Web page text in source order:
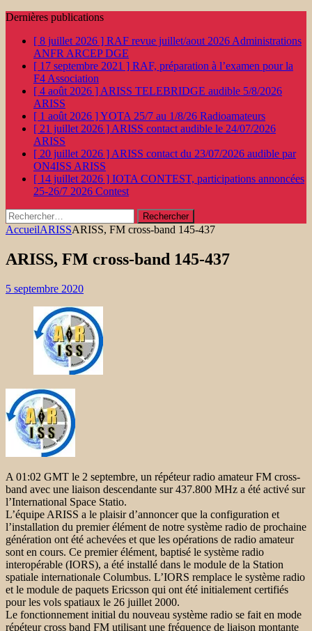
Dernières publications
[ 8 juillet 2026 ] RAF revue juillet/aout 2026 Administrations
ANFR ARCEP DGE
[ 17 septembre 2021 ] RAF, préparation à l’examen pour la
F4 Association
[ 4 août 2026 ] ARISS TELEBRIDGE audible 5/8/2026
ARISS
[ 1 août 2026 ]YOTA 25/7 au 1/8/26 Radioamateurs
[ 21 juillet 2026 ] ARISS contact audible le 24/07/2026
ARISS
[ 20 juillet 2026 ] ARISS contact du 23/07/2026 audible par
ON4ISS ARISS
[ 14 juillet 2026 ] IOTA CONTEST, participations annoncées
25-26/7 2026 Contest
Rechercher :
AccueilARISSARISS, FM cross-band 145-437
ARISS, FM cross-band 145-437
5 septembre 2020
A 01:02 GMT le 2 septembre, un répéteur radio amateur FM cross-
band avec une liaison descendante sur 437.800 MHz a été activé sur
l’International Space Statio.
L’équipe ARISS a le plaisir d’annoncer que la configuration et
l’installation du premier élément de notre système radio de prochaine
génération ont été achevées et que les opérations de radio amateur
sont en cours. Ce premier élément, baptisé le système radio
interopérable (IORS), a été installé dans le module de la Station
spatiale internationale Columbus. L’IORS remplace le système radio
et le module de paquets Ericsson qui ont été initialement certifiés
pour les vols spatiaux le 26 juillet 2000.
Le fonctionnement initial du nouveau système radio se fait en mode
répéteur cross band FM utilisant une fréquence de liaison montante